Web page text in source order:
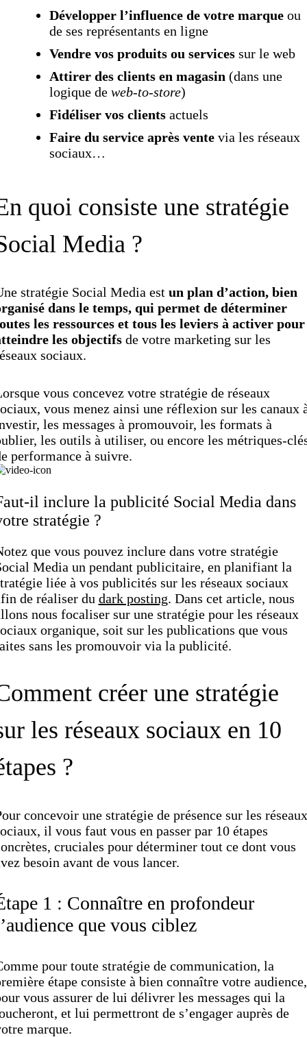
Développer l’influence de votre marqueou
de ses représentants en ligne
Vendre vos produits ou servicessur le web
Attirer des clients en magasin (dans une
logique de web-to-store)
Fidéliser vos clientsactuels
Faire du service après ventevia les réseaux
sociaux…
quoi consiste une stratégie
Media ?
stratégie Social Media est un plan d’action, bien
dans le temps, qui permet de déterminer
les ressources et tous les leviers à activer pour
les objectifsde votre marketing sur les
sociaux.
vous concevez votre stratégie de réseaux
vous menez ainsi une réflexion sur les canaux
les messages à promouvoir, les formats à
les outils à utiliser, ou encore les métriques-
performance à suivre.
il inclure la publicité Social Media dans
stratégie ?
que vous pouvez inclure dans votre stratégie
Media un pendant publicitaire, en planifiant la
liée à vos publicités sur les réseaux sociaux
de réaliser du dark posting. Dans cet article, nous
nous focaliser sur une stratégie pour les réseaux
organique, soit sur les publications que vous
sans les promouvoir via la publicité.
créer une stratégie
les réseaux sociaux en 10
?
concevoir une stratégie de présence sur les réseaux
il vous faut vous en passer par 10 étapes
cruciales pour déterminer tout ce dont vous
besoin avant de vous lancer.
1 : Connaître en profondeur
que vous ciblez
pour toute stratégie de communication, la
étape consiste à bien connaître votre audience,
vous assurer de lui délivrer les messages qui la
et lui permettront de s’engager auprès de
marque.